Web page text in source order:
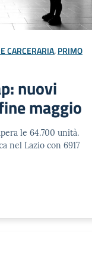
CARCERARIA,PRIMO
nuovi
maggio
le 64.700 unità.
nel Lazio con 6917